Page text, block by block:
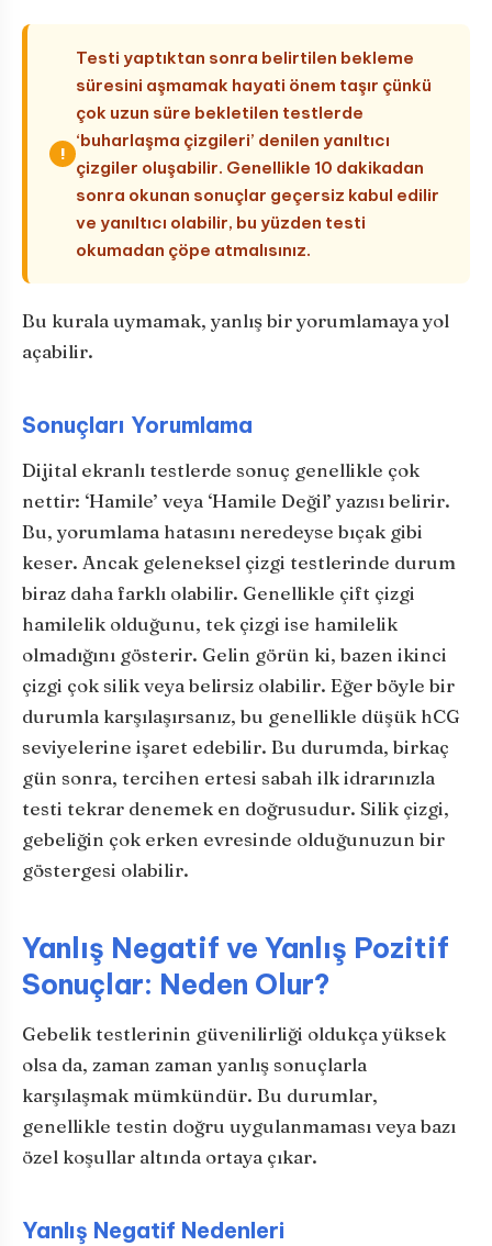
!
Testi yaptıktan sonra belirtilen bekleme
süresini aşmamak hayati önem taşır çünkü
çok uzun süre bekletilen testlerde
‘buharlaşma çizgileri’ denilen yanıltıcı
çizgiler oluşabilir. Genellikle 10 dakikadan
sonra okunan sonuçlar geçersiz kabul edilir
ve yanıltıcı olabilir, bu yüzden testi
okumadan çöpe atmalısınız.
Bu kurala uymamak, yanlış bir yorumlamaya yol
açabilir.
Sonuçları Yorumlama
Dijital ekranlı testlerde sonuç genellikle çok
nettir: ‘Hamile’ veya ‘Hamile Değil’ yazısı belirir.
Bu, yorumlama hatasını neredeyse bıçak gibi
keser. Ancak geleneksel çizgi testlerinde durum
biraz daha farklı olabilir. Genellikle çift çizgi
hamilelik olduğunu, tek çizgi ise hamilelik
olmadığını gösterir. Gelin görün ki, bazen ikinci
çizgi çok silik veya belirsiz olabilir. Eğer böyle bir
durumla karşılaşırsanız, bu genellikle düşük hCG
seviyelerine işaret edebilir. Bu durumda, birkaç
gün sonra, tercihen ertesi sabah ilk idrarınızla
testi tekrar denemek en doğrusudur. Silik çizgi,
gebeliğin çok erken evresinde olduğunuzun bir
göstergesi olabilir.
Yanlış Negatif ve Yanlış Pozitif
Sonuçlar: Neden Olur?
Gebelik testlerinin güvenilirliği oldukça yüksek
olsa da, zaman zaman yanlış sonuçlarla
karşılaşmak mümkündür. Bu durumlar,
genellikle testin doğru uygulanmaması veya bazı
özel koşullar altında ortaya çıkar.
Yanlış Negatif Nedenleri